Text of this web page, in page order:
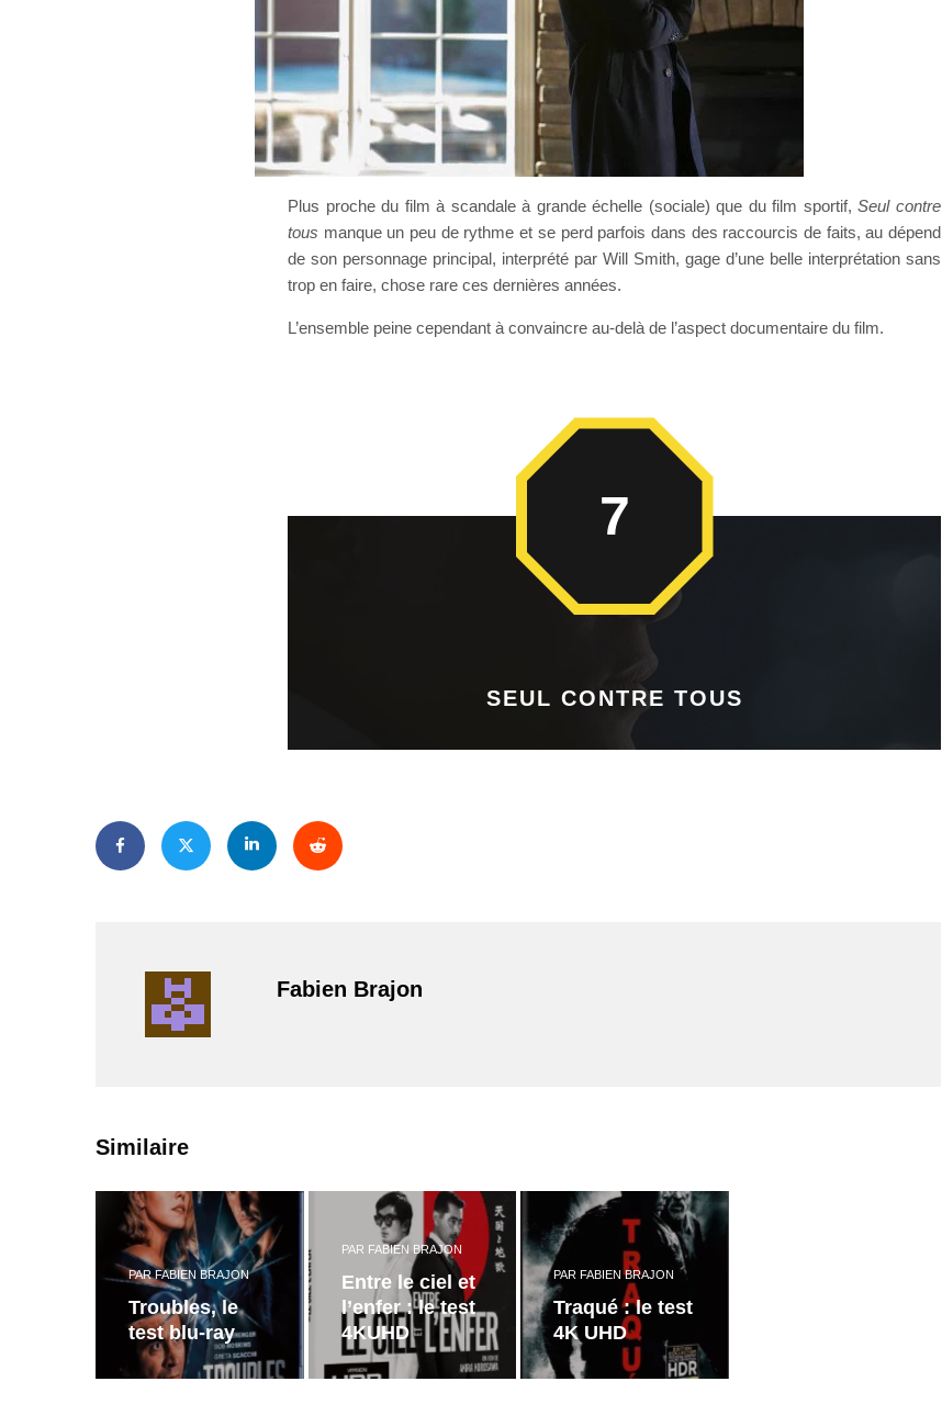
Plus proche du film à scandale à grande échelle (sociale) que du film sportif,Seul contre
tous manque un peu de rythme et se perd parfois dans des raccourcis de faits, au dépend
de son personnage principal, interprété par Will Smith, gage d’une belle interprétation sans
trop en faire, chose rare ces dernières années.
L’ensemble peine cependant à convaincre au-delà de l’aspect documentaire du film.
SEUL CONTRE TOUS
7
Fabien Brajon
Similaire
PARFABIEN BRAJON
Troubles, le
test blu-ray
PAR FABIEN BRAJON
Entre le ciel et
l’enfer : le test
4KUHD
PAR FABIEN BRAJON
Traqué : le test
4K UHD